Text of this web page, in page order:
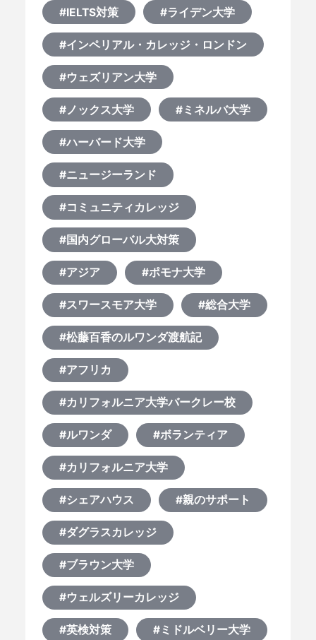
#IELTS対策 #ライデン大学
#インペリアル・カレッジ・ロンドン
#ウェズリアン大学
#ノックス大学 #ミネルバ大学
#ハーバード大学
#ニュージーランド
#コミュニティカレッジ
#国内グローバル大対策
#アジア #ポモナ大学
#スワースモア大学 #総合大学
#松藤百香のルワンダ渡航記
#アフリカ
#カリフォルニア大学バークレー校
#ルワンダ #ボランティア
#カリフォルニア大学
#シェアハウス #親のサポート
#ダグラスカレッジ
#ブラウン大学
#ウェルズリーカレッジ
#英検対策 #ミドルベリー大学